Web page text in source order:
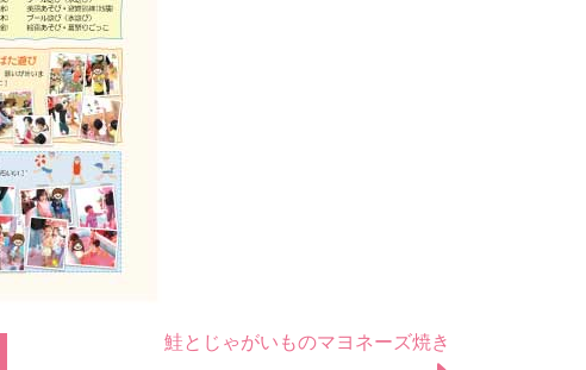
鮭とじゃがいものマヨネーズ焼き